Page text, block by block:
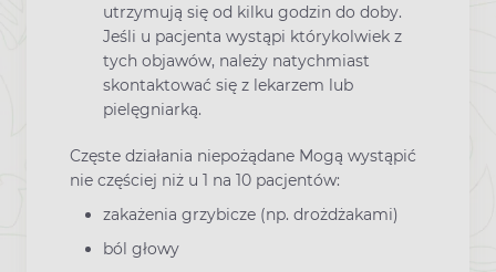
utrzymują się od kilku godzin do doby.
Jeśli u pacjenta wystąpi którykolwiek z
tych objawów, należy natychmiast
skontaktować się z lekarzem lub
pielęgniarką.
Częste działania niepożądane Mogą wystąpić
nie częściej niż u 1 na 10 pacjentów:
zakażenia grzybicze (np. drożdżakami)
ból głowy